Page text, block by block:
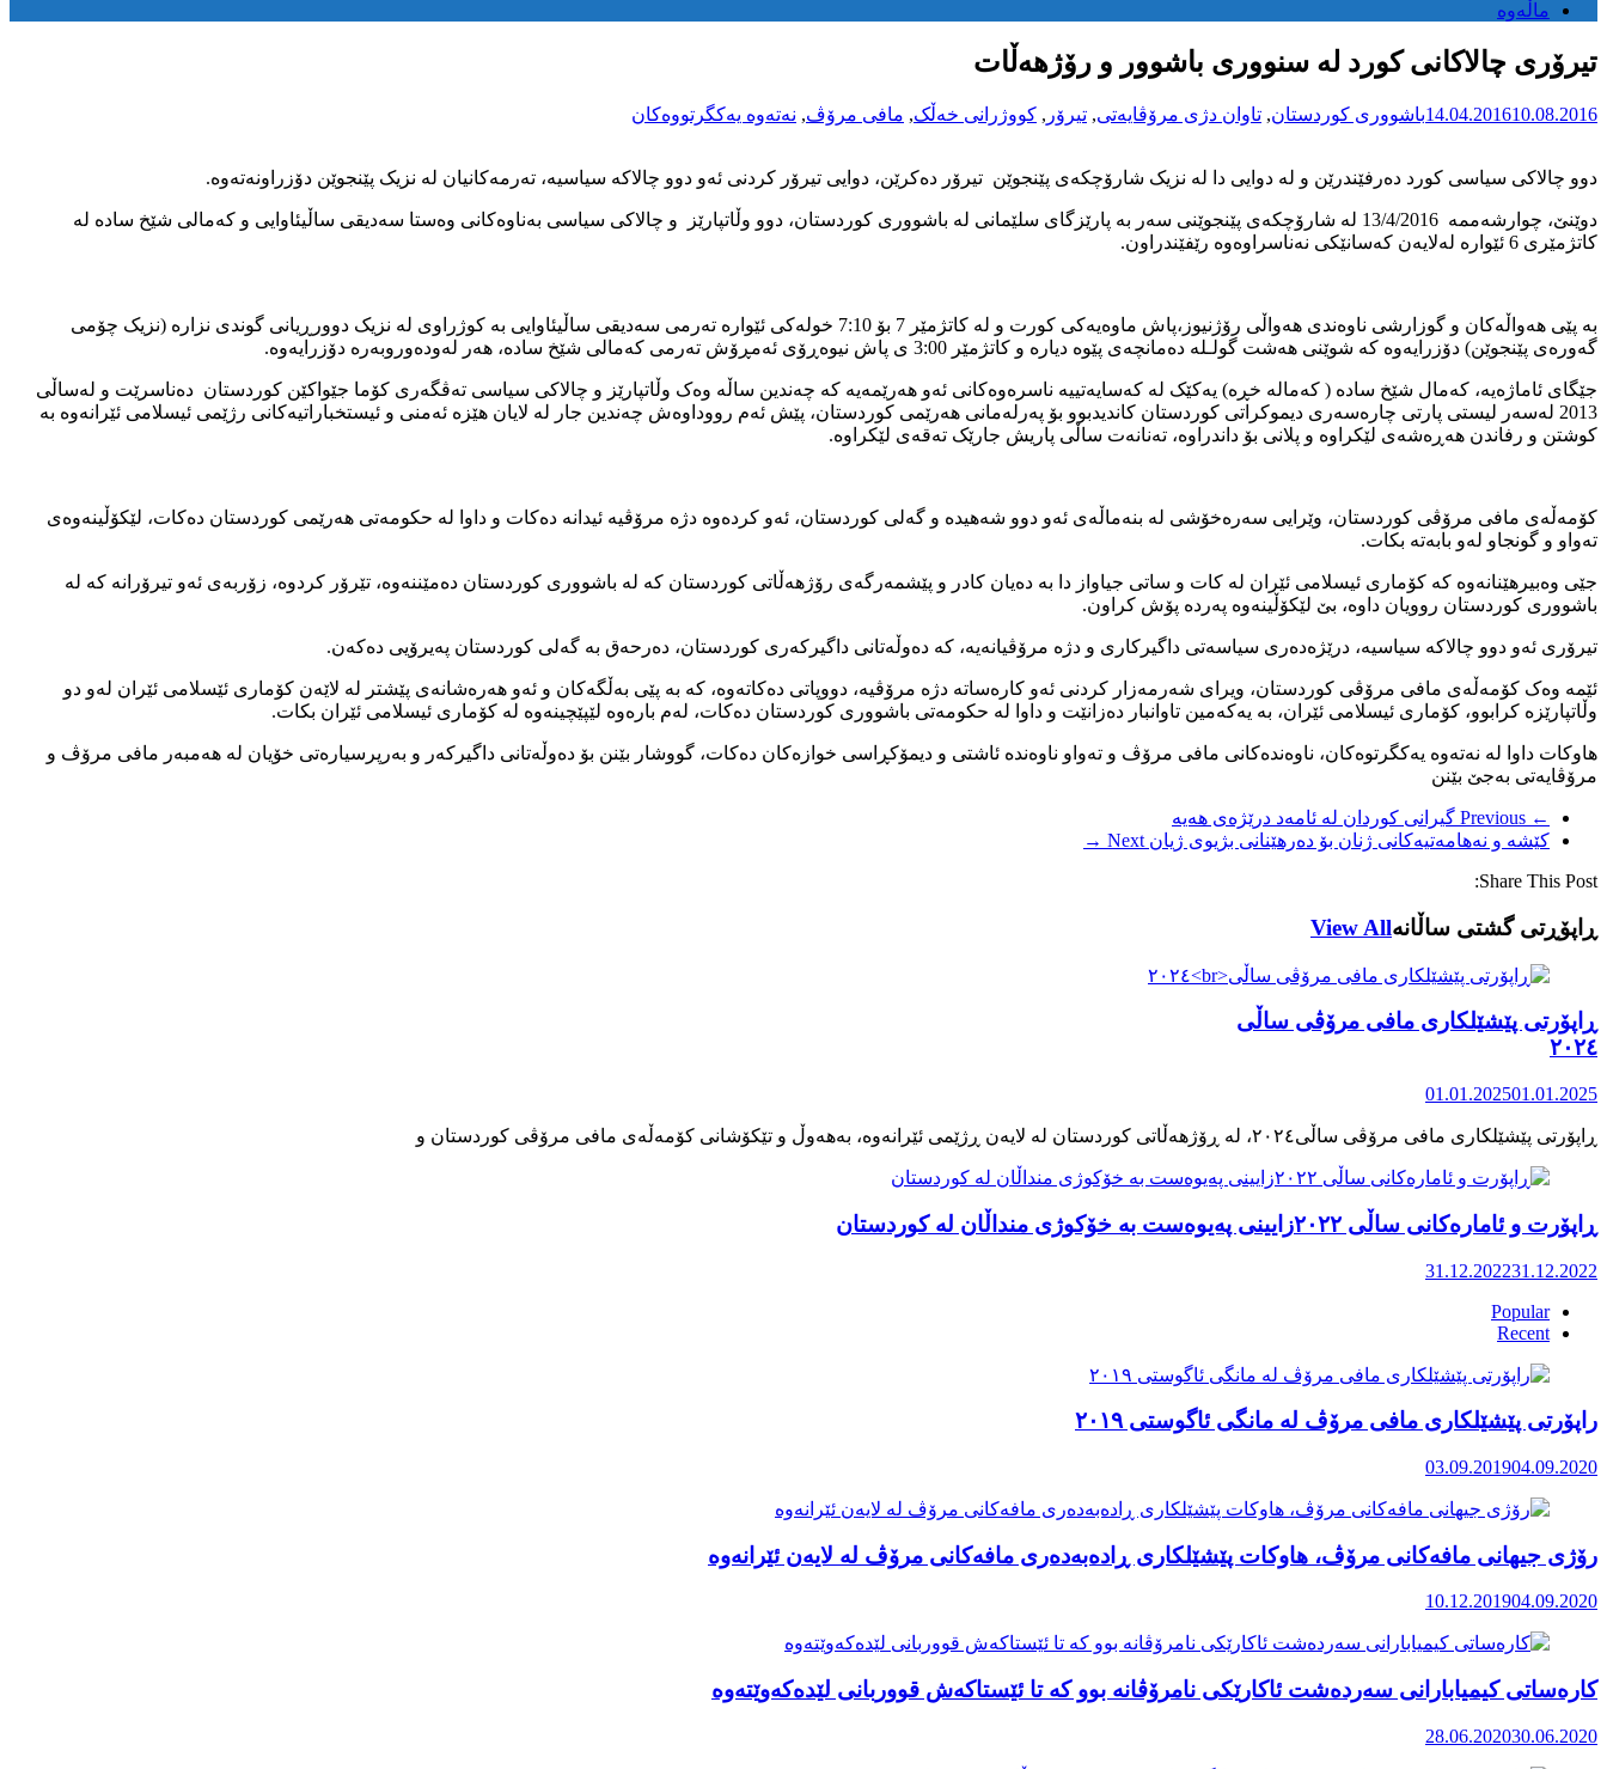
ماڵەوە
تیرۆری چالاکانی کورد لە سنووری باشوور و رۆژهەڵات
14.04.201610.08.2016 باشووری کوردستان, تاوان دژی مرۆڤایەتی, تیرۆر , کووژرانی خەڵک, مافی مرۆڤ, نەتەوە یەکگرتووەکان
دوو چالاکی سیاسی کورد دەرفێندرێن و لە دوایی دا لە نزیک شارۆچکەی پێنجوێن تیرۆر ده‌کرێن، دوایی تیرۆر کردنی ئەو دوو چالاکە سیاسیە، تەرمەکانیان لە نزیک پێنجوێن دۆزراونەتەوە.
دوێنێ، چوارشەممە 13/4/2016 لە شارۆچکەی پێنجوێنی سەر بە پارێزگای سلێمانی لە باشووری کوردستان، دوو وڵاتپارێز و چالاکی سیاسی بەناوەکانی وەستا سەدیقی ساڵیئاوایی و کەمالی شێخ سادە لە
کاتژمێری 6 ئێوارە لەلایه‌ن کەسانێکی نەناسراوەوە رێفێندراون.
بە پێی هەواڵەکان و گوزارشی ناوەندی هەواڵی رۆژنیوز،پاش ماوەیەکی کورت و لە کاتژمێر 7 بۆ 7:10 خوله‌کی ئێواره‌ تەرمی سەدیقی ساڵیئاوایی بە کوژراوی لە نزیک دوورڕیانی گوندی نزارە (نزیک چۆمی
گەورەی پێنجوێن) دۆزرایەوە کە شوێنی هه‌شت گولـله‌ دەمانچەی پێوە دیارە و کاتژمێر 3:00 ی پاش نیوه‌ڕۆی ئه‌مڕۆش ته‌رمی کەمالی شێخ سادە، هه‌ر له‌وده‌وروبه‌ره‌ دۆزرایه‌وه‌.
جێگای ئاماژەیە، کەمال شێخ سادە ( که‌ماله‌ خڕه‌) یەکێک لە کەسایەتییە ناسرەوەکانی ئەو هەرێمەیە کە چەندین ساڵە وەک وڵاتپارێز و چالاکی سیاسی تەڤگەری کۆما جێواکێن کوردستان دەناسرێت و له‌ساڵی
2013 له‌سه‌ر لیستی پارتی چاره‌سه‌ری دیموکراتی کوردستان کاندیدبوو بۆ په‌رله‌مانی هه‌رێمی کوردستان، پێش ئه‌م رووداوەش چەندین جار لە لایان هێزە ئەمنی و ئیستخباراتیەکانی رژێمی ئیسلامی ئێرانەوە بە
کوشتن و رفاندن هەڕەشەی لێکراوە و پلانی بۆ داندراوە، تەنانەت ساڵی پاریش جارێک تەقەی لێکراوە.
کۆمەڵەی مافی مرۆڤی کوردستان، وێرایی سەرەخۆشی لە بنەماڵەی ئەو دوو شەهیدە و گەلی کوردستان، ئەو کردەوە دژە مرۆڤیە ئیدانە دەکات و داوا لە حکومەتی هەرێمی کوردستان دەکات، لێکۆڵینەوەی
تەواو و گونجاو لەو بابەتە بکات.
جێی وەبیرهێنانەوە کە کۆماری ئیسلامی ئێران لە کات و ساتی جیاواز دا بە دەیان کادر و پێشمەرگەی رۆژهەڵاتی کوردستان کە لە باشووری کوردستان دەمێننەوە، تێرۆر کردوە، زۆربەی ئەو تیرۆرانە کە لە
باشووری کوردستان روویان داوە، بێ لێکۆڵینەوە پەردە پۆش کراون.
تیرۆری ئەو دوو چالاکە سیاسیە، درێژەدەری سیاسەتی داگیرکاری و دژە مرۆڤیانەیە، کە دەوڵەتانی داگیرکەری کوردستان، دەرحەق بە گەلی کوردستان پەیرۆیی دەکەن.
ئێمە وەک کۆمەڵەی مافی مرۆڤی کوردستان، ویرای شەرمەزار کردنی ئەو کارەساتە دژە مرۆڤیە، دووپاتی دەکاتەوە، کە بە پێی بەڵگەکان و ئەو هەرەشانەی پێشتر لە لاێەن کۆماری ئێسلامی ئێران لەو دو
وڵاتپارێزە کرابوو، کۆماری ئیسلامی ئێران، بە یەکەمین تاوانبار دەزانێت و داوا لە حکومەتی باشووری کوردستان دەکات، لەم بارەوە لێپێچینەوە لە کۆماری ئیسلامی ئێران بکات.
هاوکات داوا لە نەتەوە یەکگرتوەکان، ناوەندەکانی مافی مرۆڤ و تەواو ناوەندە ئاشتی و دیمۆکڕاسی خوازەکان دەکات، گووشار بێنن بۆ دەوڵەتانی داگیرکەر و بەرپرسیارەتی خۆیان لە هەمبەر مافی مرۆڤ و
مرۆڤایەتی بەجێ بێنن
← Previous
گیرانی کوردان لە ئامەد درێژەی هەیە
کێشە و نەهامەتیەکانی ژنان بۆ دەرهێنانی بژیوی ژیان Next →
Share This Post:
ڕاپۆڕتی گشتی ساڵانهView All
ڕاپۆرتی پێشێلکاری مافی مرۆڤی ساڵی
٢٠٢٤
01.01.202501.01.2025
ڕاپۆرت و ئامارەکانی ساڵی ٢٠٢٢زایینی پەیوەست بە خۆکوژی منداڵان لە کوردستان
31.12.202231.12.2022
Popular
Recent
راپۆرتی پێشێلكاری مافی مرۆڤ له‌ مانگی ئاگوستی ٢٠١٩
03.09.201904.09.2020
رۆژی جیهانی مافەکانی مرۆڤ، هاوکات پێشێلکاری ڕادەبەدەری مافەکانی مرۆڤ لە لایەن ئێرانەوە
10.12.201904.09.2020
کارەساتی کیمیابارانی سەردەشت ئاکارێکی نامرۆڤانە بوو کە تا ئێستاکەش قووربانی لێدەکەوێتەوە
28.06.202030.06.2020